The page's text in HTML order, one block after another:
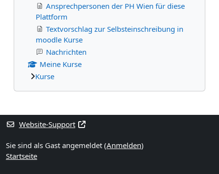
Ansprechpersonen der PH Wien für diese
Plattform
Textvorschlag zur Selbsteinschreibung in
moodle Kurse
Nachrichten
Meine Kurse
Kurse
Ergänzungsblöcke
Website-Support
Sie sind als Gast angemeldet (Anmelden)
Startseite